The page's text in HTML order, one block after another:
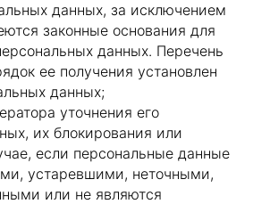
данных, за исключением
законные основания для
данных. Перечень
ее получения установлен
данных;
уточнения его
их блокирования или
если персональные данные
устаревшими, неточными,
или не являются